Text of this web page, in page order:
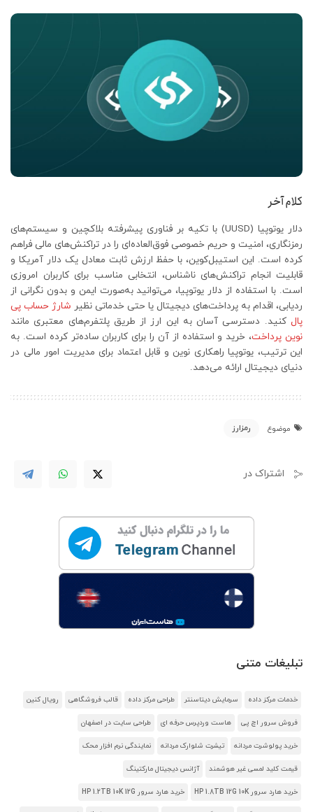
کلام آخر
دلار یوتوپیا (UUSD) با تکیه بر فناوری پیشرفته بلاکچین و سیستم‌های
رمزنگاری، امنیت و حریم خصوصی فوق‌العاده‌ای را در تراکنش‌های مالی فراهم
کرده است. این استیبل‌کوین، با حفظ ارزش ثابت معادل یک دلار آمریکا و
قابلیت انجام تراکنش‌های ناشناس، انتخابی مناسب برای کاربران امروزی
است. با استفاده از دلار یوتوپیا، می‌توانید به‌صورت ایمن و بدون نگرانی از
ردیابی، اقدام به پرداخت‌های دیجیتال یا حتی خدماتی نظیر شارژ حساب پی
پال کنید. دسترسی آسان به این ارز از طریق پلتفرم‌های معتبری مانند
نوین پرداخت، خرید و استفاده از آن را برای کاربران ساده‌تر کرده است. به
این ترتیب، یوتوپیا راهکاری نوین و قابل اعتماد برای مدیریت امور مالی در
دنیای دیجیتال ارائه می‌دهد.
موضوع رمزارز
اشتراک در
تبلیغات متنی
خدمات مرکز داده سرمایش دیتاسنتر طراحی مرکز داده قالب فروشگاهی رویال کنین
فروش سرور اچ پی هاست وردپرس حرفه ای طراحی سایت در اصفهان
خرید پولوشرت مردانه تیشرت شلوارک مردانه نمایندگی نرم افزار محک
قیمت کلید لمسی غیر هوشمند آژانس دیجیتال مارکتینگ
خرید هارد سرور HP 1.8TB 12G 10K خرید هارد سرور HP 1.2TB 10K 12G